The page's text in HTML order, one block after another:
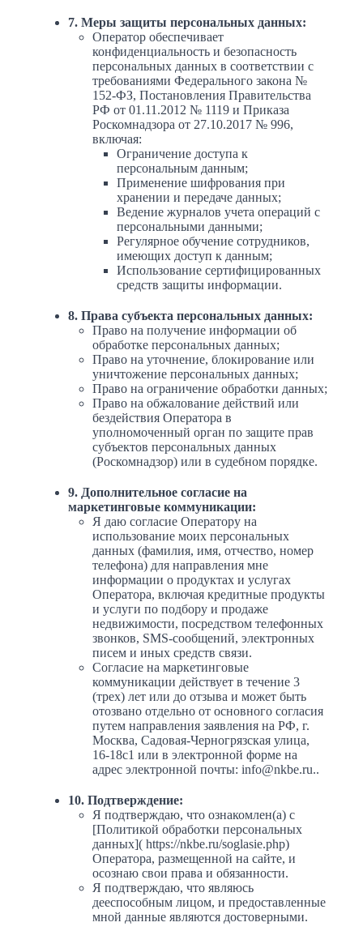
7. Меры защиты персональных данных:
Оператор обеспечивает
конфиденциальность и безопасность
персональных данных в соответствии с
требованиями Федерального закона №
152-ФЗ, Постановления Правительства
РФ от 01.11.2012 № 1119 и Приказа
Роскомнадзора от 27.10.2017 № 996,
включая:
Ограничение доступа к
персональным данным;
Применение шифрования при
хранении и передаче данных;
Ведение журналов учета операций с
персональными данными;
Регулярное обучение сотрудников,
имеющих доступ к данным;
Использование сертифицированных
средств защиты информации.
8. Права субъекта персональных данных:
Право на получение информации об
обработке персональных данных;
Право на уточнение, блокирование или
уничтожение персональных данных;
Право на ограничение обработки данных;
Право на обжалование действий или
бездействия Оператора в
уполномоченный орган по защите прав
субъектов персональных данных
(Роскомнадзор) или в судебном порядке.
9. Дополнительное согласие на
маркетинговые коммуникации:
Я даю согласие Оператору на
использование моих персональных
данных (фамилия, имя, отчество, номер
телефона) для направления мне
информации о продуктах и услугах
Оператора, включая кредитные продукты
и услуги по подбору и продаже
недвижимости, посредством телефонных
звонков, SMS-сообщений, электронных
писем и иных средств связи.
Согласие на маркетинговые
коммуникации действует в течение 3
(трех) лет или до отзыва и может быть
отозвано отдельно от основного согласия
путем направления заявления на РФ, г.
Москва, Садовая-Черногрязская улица,
16-18с1 или в электронной форме на
адрес электронной почты: info@nkbe.ru..
10. Подтверждение:
Я подтверждаю, что ознакомлен(а) с
[Политикой обработки персональных
данных]( https://nkbe.ru/soglasie.php)
Оператора, размещенной на сайте, и
осознаю свои права и обязанности.
Я подтверждаю, что являюсь
дееспособным лицом, и предоставленные
мной данные являются достоверными.